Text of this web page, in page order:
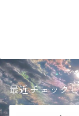
最近チェック